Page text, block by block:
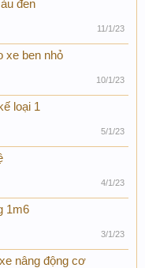
đen
11/1/23
xe ben nhỏ
10/1/23
loại 1
5/1/23
4/1/23
1m6
3/1/23
nâng động cơ